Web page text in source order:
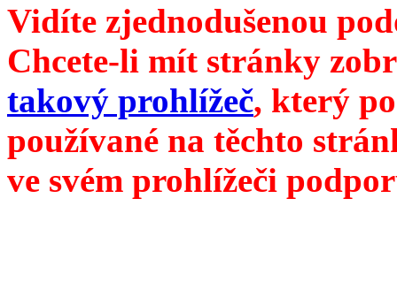
Vidíte zjednodušenou
Chcete-li mít stránky
takový prohlížeč, který
používané na těchto
ve svém prohlížeči